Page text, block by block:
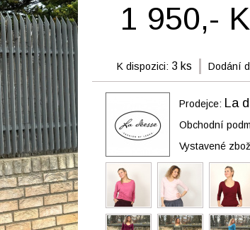
1 950,-
K dispozici: 3 ks Dodání
Prodejce: La
Obchodní
Vystavené